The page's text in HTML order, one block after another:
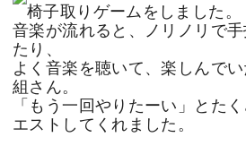
椅子取りゲームをしました。
音楽が流れると、ノリノリで手
たり、
よく音楽を聴いて、楽しんで
組さん。
「もう一回やりたーい」とた
エストしてくれました。